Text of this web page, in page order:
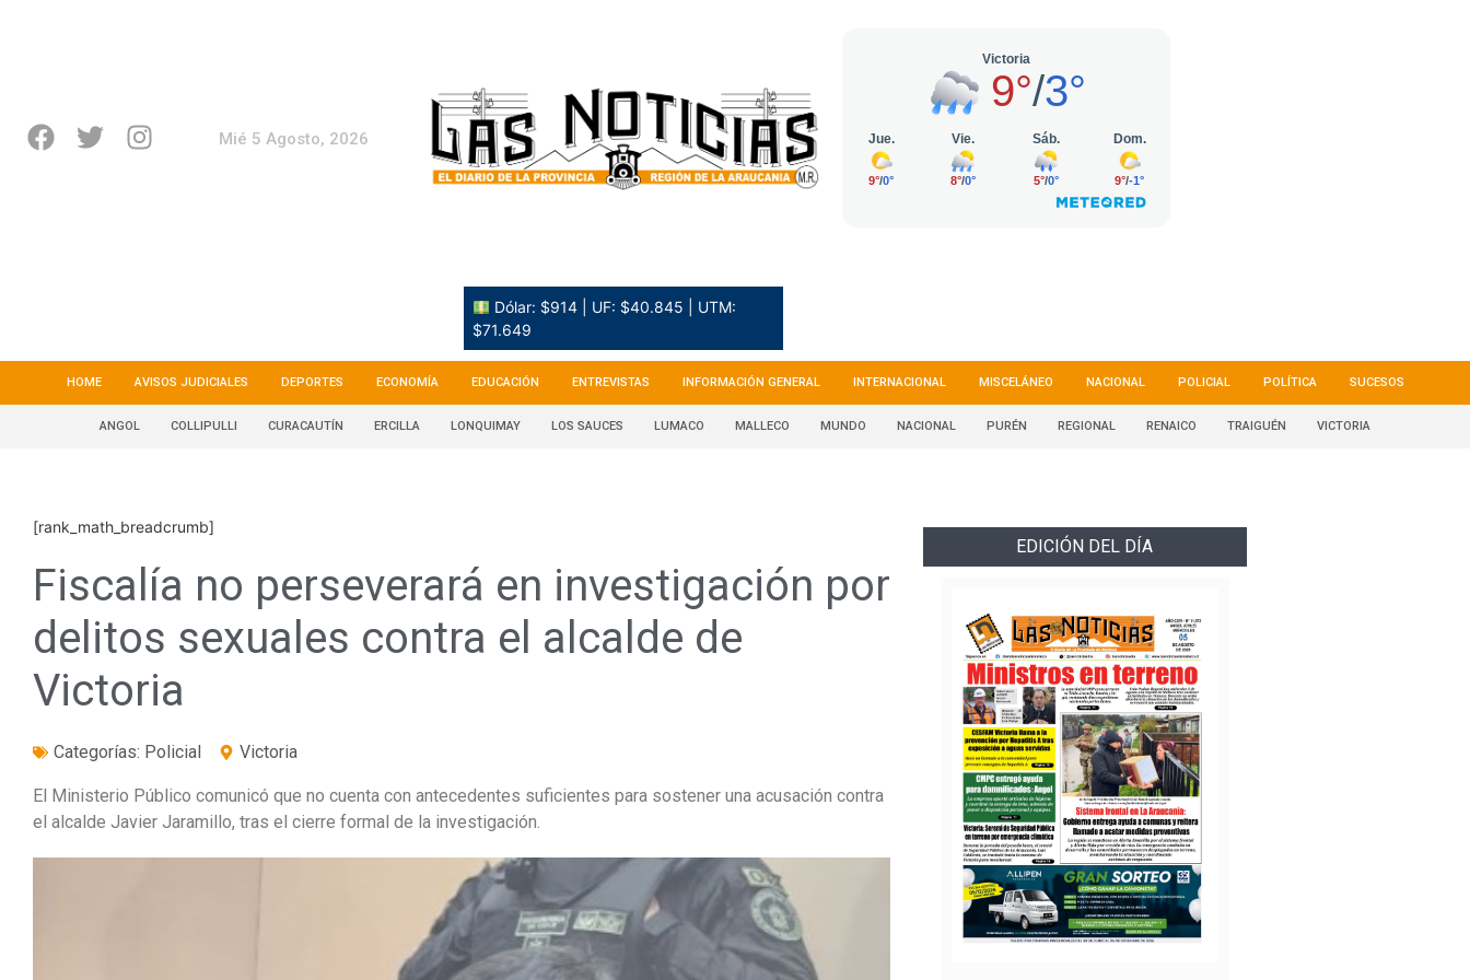
Mié 5 Agosto, 2026
Dólar: $914 | UF: $40.845 | UTM:
$71.649
HOME AVISOS JUDICIALES DEPORTES ECONOMÍA EDUCACIÓN ENTREVISTAS INFORMACIÓN GENERAL INTERNACIONAL MISCELÁNEO NACIONAL POLICIAL POLÍTICA SUCESOS
ANGOL COLLIPULLI CURACAUTÍN ERCILLA LONQUIMAY LOS SAUCES LUMACO MALLECO MUNDO NACIONAL PURÉN REGIONAL RENAICO TRAIGUÉN VICTORIA
[rank_math_breadcrumb]
Fiscalía no perseverará en investigación por
delitos sexuales contra el alcalde de
Victoria
Categorías: Policial Victoria
El Ministerio Público comunicó que no cuenta con antecedentes suficientes para sostener una acusación contra
el alcalde Javier Jaramillo, tras el cierre formal de la investigación.
EDICIÓN DEL DÍA